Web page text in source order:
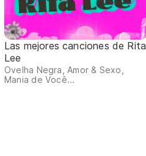
Las mejores canciones de Rita
Lee
Ovelha Negra, Amor & Sexo,
Mania de Você...